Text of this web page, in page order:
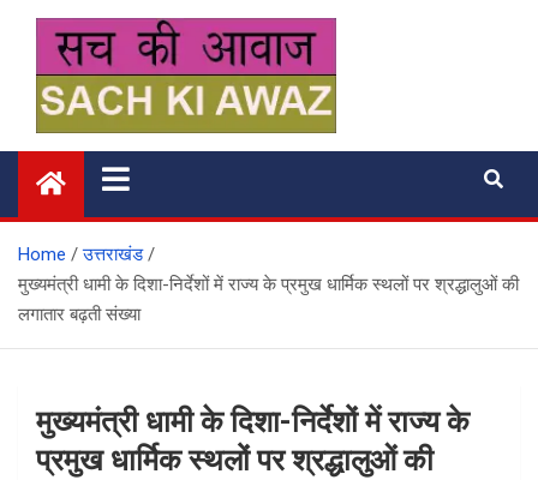
content
सच की आवाज
Home
उत्तराखंड
मुख्यमंत्री धामी के दिशा-निर्देशों में राज्य के प्रमुख धार्मिक स्थलों पर श्रद्धालुओं की
लगातार बढ़ती संख्या
मुख्यमंत्री धामी के दिशा-निर्देशों में राज्य के
प्रमुख धार्मिक स्थलों पर श्रद्धालुओं की